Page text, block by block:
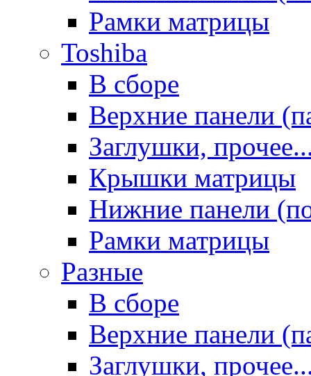
Рамки матрицы
Toshiba
В сборе
Верхние панели
Заглушки,
Крышки матрицы
Нижние панели
Рамки матрицы
Разные
В сборе
Верхние панели
Заглушки,